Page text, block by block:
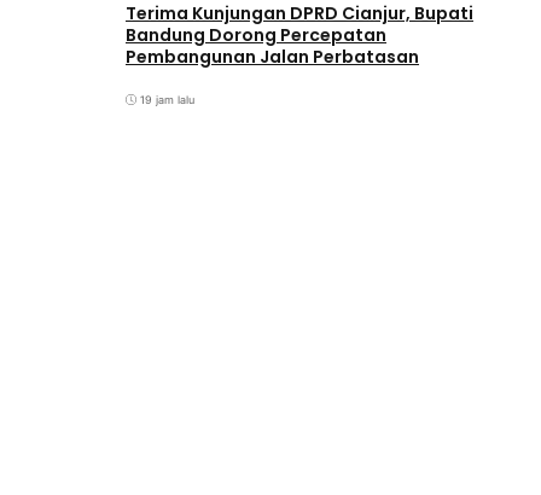
Terima Kunjungan DPRD Cianjur, Bupati
Bandung Dorong Percepatan
Pembangunan Jalan Perbatasan
19 jam lalu